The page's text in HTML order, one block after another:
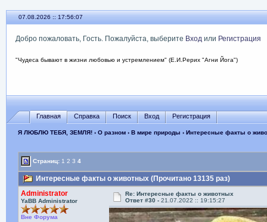
07.08.2026 :: 17:56:08
Добро пожаловать, Гость. Пожалуйста, выберите Входили Регистрация
"Чудеса бывают в жизни любовью и устремлением" (Е.И.Рерих "Агни Йога")
Главная Справка Поиск Вход Регистрация
Я ЛЮБЛЮ ТЕБЯ, ЗЕМЛЯ!› О разном› В мире природы › Интересные факты о
Страниц: 1 2 3 4
Интересные факты о животных (Прочитано 13135 раз)
Administrator
YaBB Administrator
Вне Форума
Re: Интересные факты о животных
Ответ #30 -21.07.2022 :: 19:15:27